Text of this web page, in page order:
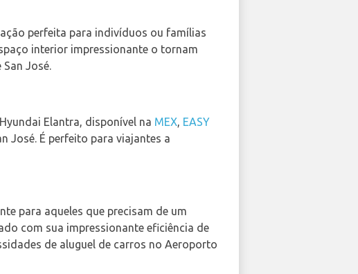
perfeita para indivíduos ou famílias
interior impressionante o tornam
José.
Elantra, disponível na MEX, EASY
José. É perfeito para viajantes a
para aqueles que precisam de um
com sua impressionante eficiência de
de aluguel de carros no Aeroporto